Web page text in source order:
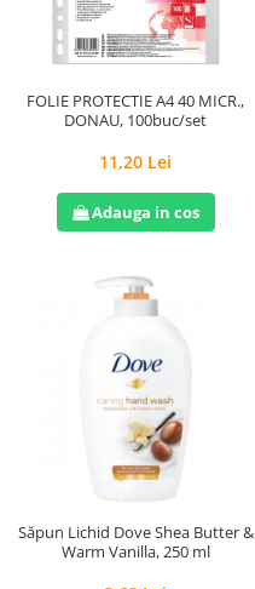
FOLIE PROTECTIE A4 40 MICR.,
DONAU, 100buc/set
11,20 Lei
Adauga in cos
Săpun Lichid Dove Shea Butter &
Warm Vanilla, 250 ml